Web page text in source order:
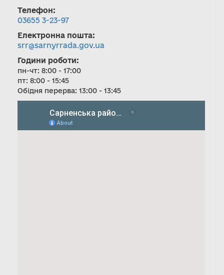
Телефон:
03655 3-23-97
Електронна пошта:
srr@sarnyrrada.gov.ua
Години роботи:
пн-чт: 8:00 - 17:00
пт: 8:00 - 15:45
Обідня перерва: 13:00 - 13:45